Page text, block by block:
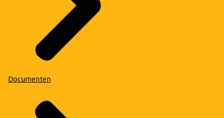
Documenten